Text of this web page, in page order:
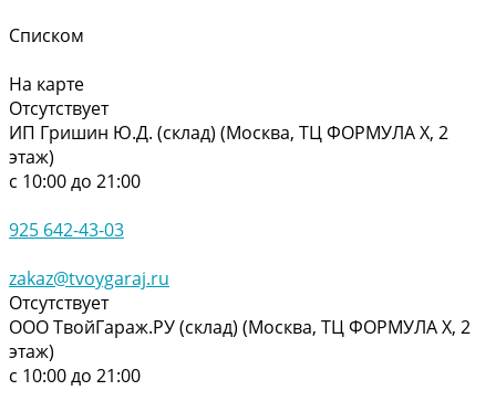
Списком
На карте
Отсутствует
ИП Гришин Ю.Д. (склад) (Москва, ТЦ ФОРМУЛА Х, 2
этаж)
с 10:00 до 21:00
925 642-43-03
zakaz@tvoygaraj.ru
Отсутствует
ООО ТвойГараж.РУ (склад) (Москва, ТЦ ФОРМУЛА Х, 2
этаж)
с 10:00 до 21:00